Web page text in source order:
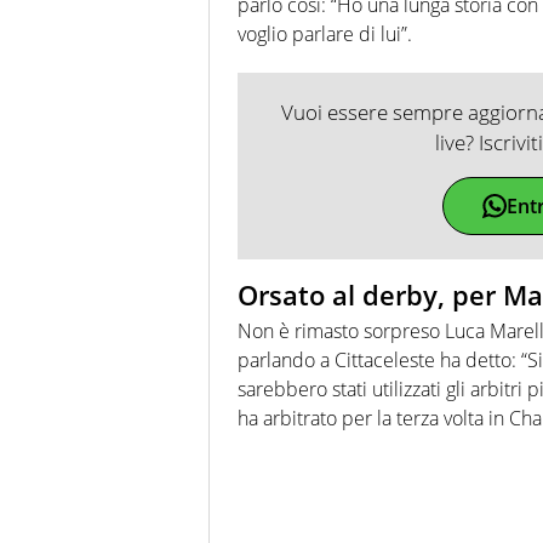
voglio parlare di lui”.
Vuoi essere sempre
live?
Orsato al derby, per
Non è rimasto sorpreso Luca
parlando a Cittaceleste ha detto:
sarebbero stati utilizzati gli arbitri
ha arbitrato per la terza volta in